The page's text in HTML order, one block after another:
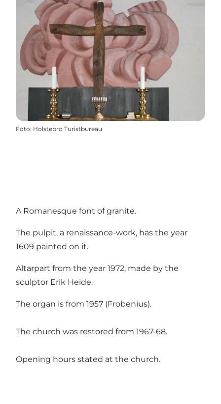
Foto: Holstebro Turistbureau
A Romanesque font of granite.
The pulpit, a renaissance-work, has the year
1609 painted on it.
Altarpart from the year 1972, made by the
sculptor Erik Heide.
The organ is from 1957 (Frobenius).
The church was restored from 1967-68.
Opening hours stated at the church.